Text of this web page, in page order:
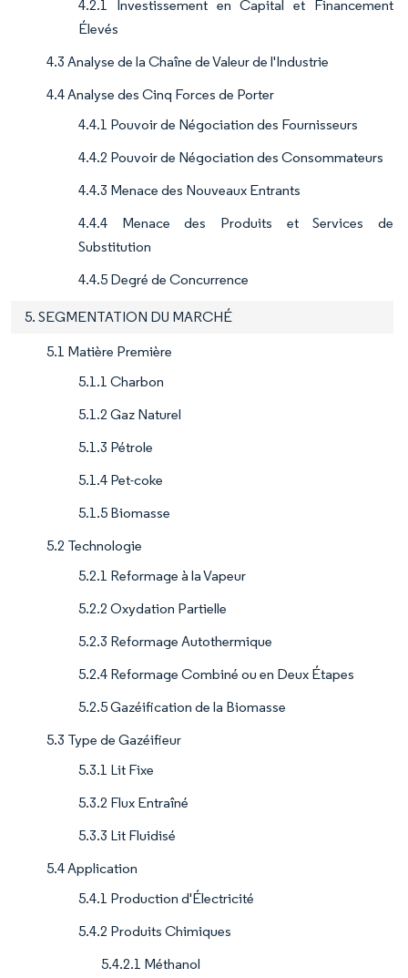
4.2.1 Investissement en Capital et Financement
Élevés
4.3 Analyse de la Chaîne de Valeur de l'Industrie
4.4 Analyse des Cinq Forces de Porter
4.4.1 Pouvoir de Négociation des Fournisseurs
4.4.2 Pouvoir de Négociation des Consommateurs
4.4.3 Menace des Nouveaux Entrants
4.4.4 Menace des Produits et Services de
Substitution
4.4.5 Degré de Concurrence
5. SEGMENTATION DU MARCHÉ
5.1 Matière Première
5.1.1 Charbon
5.1.2 Gaz Naturel
5.1.3 Pétrole
5.1.4 Pet-coke
5.1.5 Biomasse
5.2 Technologie
5.2.1 Reformage à la Vapeur
5.2.2 Oxydation Partielle
5.2.3 Reformage Autothermique
5.2.4 Reformage Combiné ou en Deux Étapes
5.2.5 Gazéification de la Biomasse
5.3 Type de Gazéifieur
5.3.1 Lit Fixe
5.3.2 Flux Entraîné
5.3.3 Lit Fluidisé
5.4 Application
5.4.1 Production d'Électricité
5.4.2 Produits Chimiques
5.4.2.1 Méthanol